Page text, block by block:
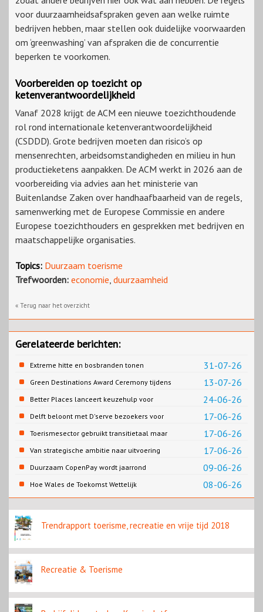
voor duurzaamheidsafspraken geven aan welke ruimte
bedrijven hebben, maar stellen ook duidelijke voorwaarden
om ‘greenwashing’ van afspraken die de concurrentie
beperken te voorkomen.
Voorbereiden op toezicht op
ketenverantwoordelijkheid
Vanaf 2028 krijgt de ACM een nieuwe toezichthoudende
rol rond internationale ketenverantwoordelijkheid
(CSDDD). Grote bedrijven moeten dan risico’s op
mensenrechten, arbeidsomstandigheden en milieu in hun
productieketens aanpakken. De ACM werkt in 2026 aan de
voorbereiding via advies aan het ministerie van
Buitenlandse Zaken over handhaafbaarheid van de regels,
samenwerking met de Europese Commissie en andere
Europese toezichthouders en gesprekken met bedrijven en
maatschappelijke organisaties.
Topics: Duurzaam toerisme
Trefwoorden: economie, duurzaamheid
« Terug naar het overzicht
Gerelateerde berichten:
31-07-26
Extreme hitte en bosbranden tonen
noodzaak snellere verduurzaming
13-07-26
Green Destinations Award Ceremony tijdens
WadNext zet Waddengebied internationaal
24-06-26
Better Places lanceert keuzehulp voor
bewustere reiskeuzes
17-06-26
Delft beloont met D'serve bezoekers voor
duurzaam gedrag
17-06-26
Toerismesector gebruikt transitietaal maar
verandert nauwelijks
17-06-26
Van strategische ambitie naar uitvoering
09-06-26
Duurzaam CopenPay wordt jaarrond
08-06-26
Hoe Wales de Toekomst Wettelijk
Beschermt: Jane Davidsons Vijf Sleutels tot
Systeemverandering
Trendrapport toerisme, recreatie en vrije tijd 2018
Recreatie & Toerisme